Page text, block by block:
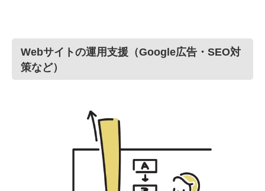
Webサイトの運用支援（Google広告・SEO対
策など）